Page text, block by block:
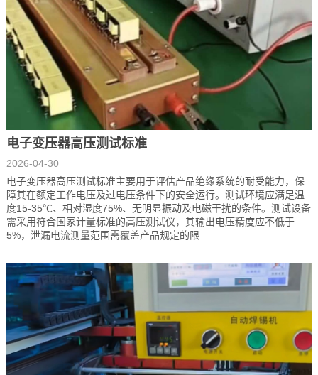
电子变压器高压测试标准
2026-04-30
电子变压器高压测试标准主要用于评估产品绝缘系统的耐受能力，保
障其在额定工作电压及过电压条件下的安全运行。测试环境应满足温
度15-35℃、相对湿度75%、无明显振动及电磁干扰的条件。测试设备
需采用符合国家计量标准的高压测试仪，其输出电压精度应不低于
5%，泄漏电流测量范围需覆盖产品规定的限